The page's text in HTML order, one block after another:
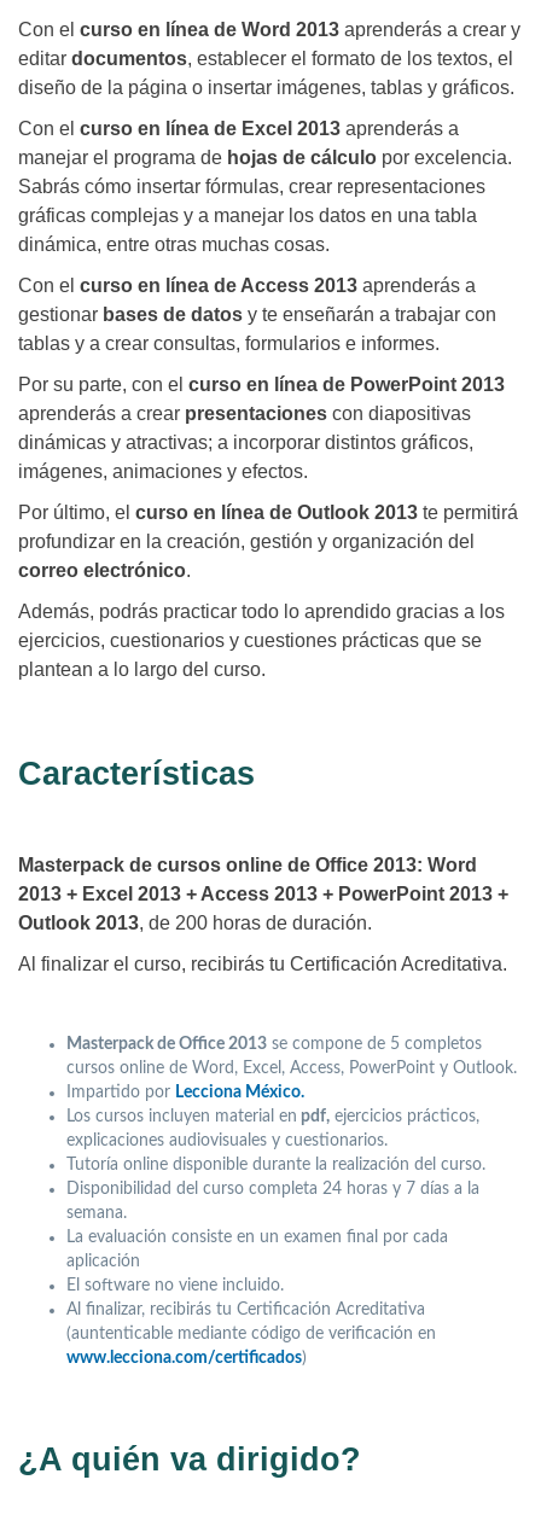
Con el curso en línea de Word 2013 aprenderás a crear y
editar documentos, establecer el formato de los textos, el
diseño de la página o insertar imágenes, tablas y gráficos.
Con el curso en línea de Excel 2013 aprenderás a
manejar el programa de hojas de cálculo por excelencia.
Sabrás cómo insertar fórmulas, crear representaciones
gráficas complejas y a manejar los datos en una tabla
dinámica, entre otras muchas cosas.
Con el curso en línea de Access 2013 aprenderás a
gestionar bases de datos y te enseñarán a trabajar con
tablas y a crear consultas, formularios e informes.
Por su parte, con el curso en línea de PowerPoint 2013
aprenderás a crear presentaciones con diapositivas
dinámicas y atractivas; a incorporar distintos gráficos,
imágenes, animaciones y efectos.
Por último, el curso en línea de Outlook 2013 te permitirá
profundizar en la creación, gestión y organización del
correo electrónico.
Además, podrás practicar todo lo aprendido gracias a los
ejercicios, cuestionarios y cuestiones prácticas que se
plantean a lo largo del curso.
Características
Masterpack de cursos online de Office 2013: Word
2013 + Excel 2013 + Access 2013 + PowerPoint 2013 +
Outlook 2013, de 200 horas de duración.
Al finalizar el curso, recibirás tu Certificación Acreditativa.
Masterpack de Office 2013 se compone de 5 completos
cursos online de Word, Excel, Access, PowerPoint y Outlook.
Impartido por Lecciona México.
Los cursos incluyen material en pdf, ejercicios prácticos,
explicaciones audiovisuales y cuestionarios.
Tutoría online disponible durante la realización del curso.
Disponibilidad del curso completa 24 horas y 7 días a la
semana.
La evaluación consiste en un examen final por cada
aplicación
El software no viene incluido.
Al finalizar, recibirás tu Certificación Acreditativa
(auntenticable mediante código de verificación en
www.lecciona.com/certificados)
¿A quién va dirigido?